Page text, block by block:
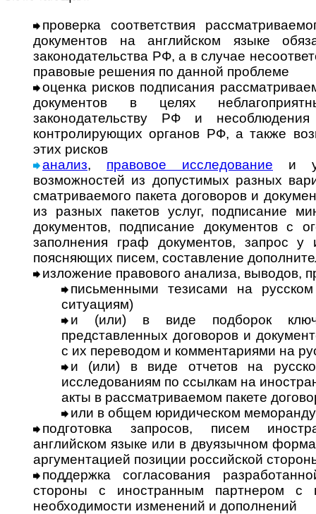
проверка соответствия
документов на английском языке
законодательства РФ, а в случае
правовые решения по данной проблеме
оценка рисков подписания
документов в целях
законодательству РФ и
контролирующих органов РФ, а также
этих рисков
анализ, правовое исследование и
возможностей из допустимых разных
смат­ри­ва­е­мо­го пакета договоров и
из разных пакетов услуг, подписание
документов, подписание документов с
заполнения граф документов, запрос у
поясняющих писем, составление
изложение правового анализа, выводов,
письменными тезисами на
ситуациям)
и (или) в виде подборок
представленных договоров и
с их переводом и комментариями на
и (или) в виде отчетов на
исследованиям по ссылкам на
акты в рассматриваемом пакете
или в общем юридическом
подготовка запросов, писем
английском языке или в двуязычном
аргументацией позиции российской
поддержка согласования
стороны с иностранным партнером
необходимости изменений и дополнений